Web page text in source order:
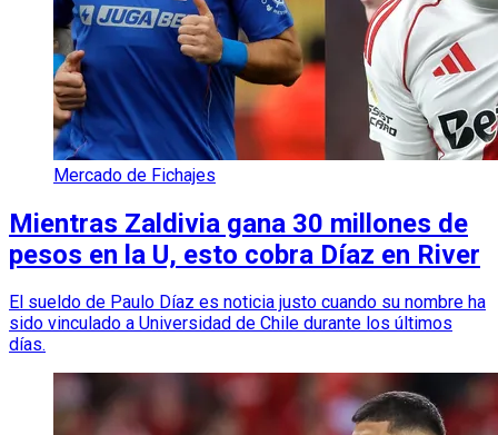
Mercado de Fichajes
Mientras Zaldivia gana 30 millones de
pesos en la U, esto cobra Díaz en River
El sueldo de Paulo Díaz es noticia justo cuando su nombre ha
sido vinculado a Universidad de Chile durante los últimos
días.